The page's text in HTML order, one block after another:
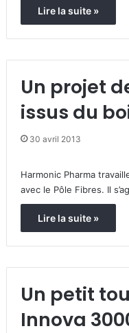
Lire la suite »
Un projet
issus du
30 avril 2013
Harmonic Pharma
avec le Pôle Fibres. Il
Lire la suite »
Un petit
Innova